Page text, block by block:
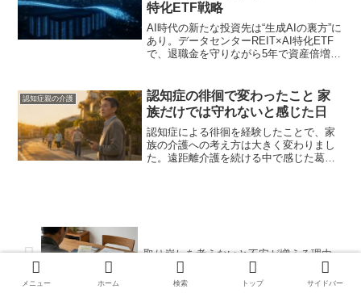
特化ETF戦略
AI時代の新たな投資先は“生成AIの裏方”に
あり。データセンターREIT×AI特化ETF
で、退職金を守りながら5年で資産倍増を
認知症親の介護
認知症の徘徊で変わったこと 家
族だけでは守れないと感じた日
認知症による徘徊を経験したことで、家
族の介護への考え方は大きく変わりまし
た。遠距離介護を続ける中で感じた葛藤
取り崩しを考えないと不安が増える理由
メニュー ホーム 検索 トップ サイドバー